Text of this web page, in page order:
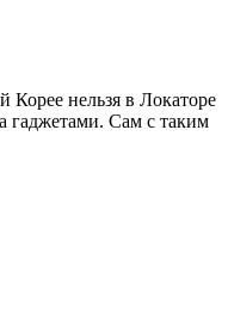
нельзя в Локаторе
гаджетами. Сам с таким